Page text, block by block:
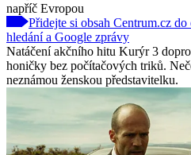
napříč Evropou
Přidejte si obsah Centrum.cz
hledání a Google zprávy
Natáčení akčního hitu Kurýr 3
honičky bez počítačových triků.
neznámou ženskou představitelku.